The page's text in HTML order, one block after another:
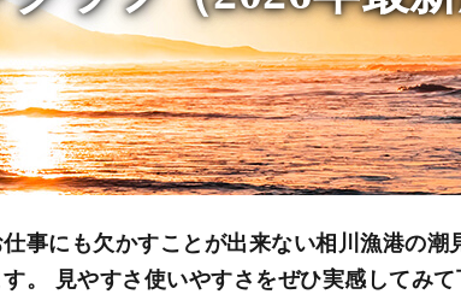
事にも欠かすことが出来ない相川漁港の潮
。 見やすさ使いやすさをぜひ実感してみて